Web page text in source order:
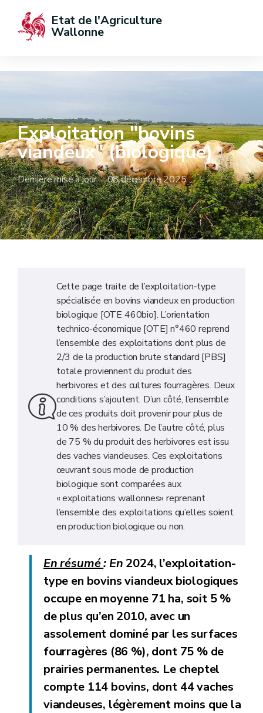
Etat de l'Agriculture
Wallonne
Exploitation "bovins
viandeux" (biologique)
Dernière mise à jour : 08 décembre 2025
Cette page traite de l’exploitation-type
spécialisée en bovins viandeux en production
biologique [OTE 460bio]. L’orientation
technico-économique [OTE] n°460 reprend
l’ensemble des exploitations dont plus de
2/3 de la production brute standard [PBS]
totale proviennent du produit des
herbivores et des cultures fourragères. Deux
conditions s’ajoutent. D’un côté, l’ensemble
de ces produits doit provenir pour plus de
10 % des herbivores. De l’autre côté, plus
de 75 % du produit des herbivores est issu
des vaches viandeuses. Ces exploitations
œuvrant sous mode de production
biologique sont comparées aux
« exploitations wallonnes» reprenant
l’ensemble des exploitations qu’elles soient
en production biologique ou non.
En résumé:En 2024, l’exploitation-
type en bovins viandeux biologiques
occupe en moyenne 71 ha, soit 5 %
de plus qu’en 2010, avec un
assolement dominé par les surfaces
fourragères (86 %), dont 75 % de
prairies permanentes. Le cheptel
compte 114 bovins, dont 44 vaches
viandeuses, légèrement moins que la